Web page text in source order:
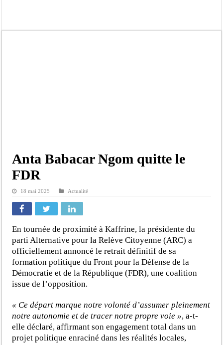
Anta Babacar Ngom quitte le
FDR
18 mai 2025 Actualité
En tournée de proximité à Kaffrine, la présidente du
parti Alternative pour la Relève Citoyenne (ARC) a
officiellement annoncé le retrait définitif de sa
formation politique du Front pour la Défense de la
Démocratie et de la République (FDR), une coalition
issue de l’opposition.
« Ce départ marque notre volonté d’assumer pleinement
notre autonomie et de tracer notre propre voie », a-t-
elle déclaré, affirmant son engagement total dans un
projet politique enraciné dans les réalités locales,